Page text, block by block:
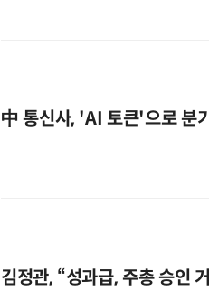
中 통신사, 'AI 토큰'으로 분
김정관, “성과급, 주총 승인